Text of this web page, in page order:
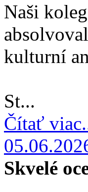
Naši
kulturní
St...
Čítať
Skvelé